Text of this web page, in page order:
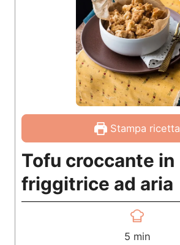
Stampa ricetta
Tofu croccante in
friggitrice ad aria
5mmin